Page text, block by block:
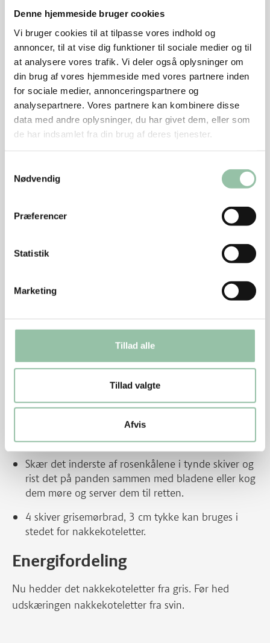
Denne hjemmeside bruger cookies
Vi bruger cookies til at tilpasse vores indhold og
annoncer, til at vise dig funktioner til sociale medier og til
at analysere vores trafik. Vi deler også oplysninger om
din brug af vores hjemmeside med vores partnere inden
for sociale medier, annonceringspartnere og
analysepartnere. Vores partnere kan kombinere disse
data med andre oplysninger, du har givet dem, eller som
de har indsamlet fra din brug af deres tjenester.
Nødvendig
Præferencer
Statistik
Marketing
Tillad alle
Tillad valgte
Afvis
varme. Brun kødet 1 minut på hver side. Skru ned til
Smør halvdelen af senneppen og honningen på
kødet. Vend det og steg det i 6-7 minutter.
Smør resten af senneppen og honningen på den
anden side og steg i 6-7 minutter, til kødet er
gennemstegt.
Tilsæt evt. ½ dl vand under stegningen. Husk at
væsken skal fordampe, så der kun er en lidt
sirupsagtig sauce tilbage til at hælde over kødet.
Pil bladene af rosenkålene.
Smelt smørret ved kraftig varme og skru ned til
Tilsæt hvedeøl, når smørret er gyldenbrunt og
dufter. Lad væsken næsten fordampe.
Læg rosenkåls-blade og løg på panden og vend
Smag kålen til med salt og peber.
Tips
Skær det inderste af rosenkålene i tynde skiver og
rist det på panden sammen med bladene eller kog
dem møre og server dem til retten.
4 skiver grisemørbrad, 3 cm tykke kan bruges i
stedet for nakkekoteletter.
Energifordeling
Nu hedder det nakkekoteletter fra gris. Før hed
udskæringen nakkekoteletter fra svin.